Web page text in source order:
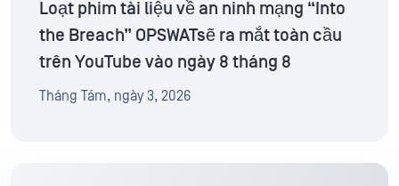
Loạt phim tài liệu về an ninh mạng “Into
the Breach” OPSWATsẽ ra mắt toàn cầu
trên YouTube vào ngày 8 tháng 8
Tháng Tám, ngày 3, 2026